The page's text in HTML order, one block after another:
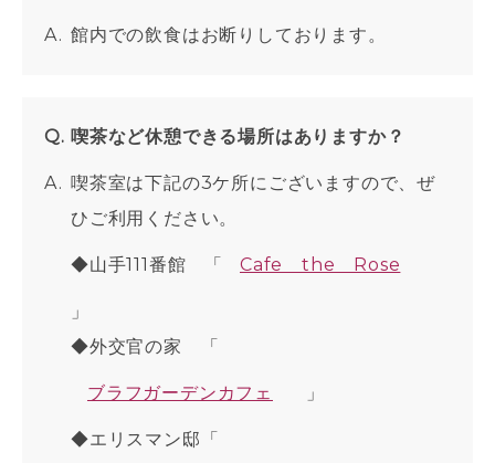
館内での飲食はお断りしております。
喫茶など休憩できる場所はありますか？
喫茶室は下記の3ケ所にございますので、ぜ
ひご利用ください。
◆山手111番館 「 Cafe the Rose
」
◆外交官の家 「
ブラフガーデンカフェ 」
◆エリスマン邸「